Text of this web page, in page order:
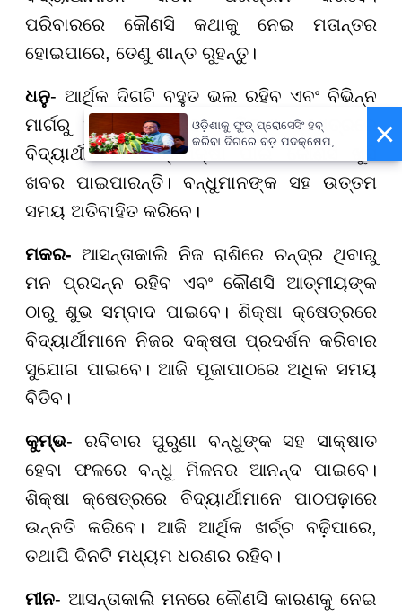
ପରିବାରରେ କୌଣସି କଥାକୁ ନେଇ ମତାନ୍ତର
ହୋଇପାରେ, ତେଣୁ ଶାନ୍ତ ରୁହନ୍ତୁ।
ଧନୁ- ଆର୍ଥିକ ଦିଗଟି ବହୁତ ଭଲ ରହିବ ଏବଂ ବିଭିନ୍ନ
ମାର୍ଗରୁ ଆୟ ବୃଦ୍ଧି ହେବ। ଶିକ୍ଷା କ୍ଷେତ୍ରରେ
ବିଦ୍ୟାର୍ଥୀମାନେ ଉଚ୍ଚଶିକ୍ଷା ପାଇଁ କୌଣସି ଖୁସି
ଖବର ପାଇପାରନ୍ତି। ବନ୍ଧୁମାନଙ୍କ ସହ ଉତ୍ତମ
ସମୟ ଅତିବାହିତ କରିବେ।
ମକର- ଆସନ୍ତାକାଲି ନିଜ ରାଶିରେ ଚନ୍ଦ୍ର ଥିବାରୁ
ମନ ପ୍ରସନ୍ନ ରହିବ ଏବଂ କୌଣସି ଆତ୍ମୀୟଙ୍କ
ଠାରୁ ଶୁଭ ସମ୍ବାଦ ପାଇବେ। ଶିକ୍ଷା କ୍ଷେତ୍ରରେ
ବିଦ୍ୟାର୍ଥୀମାନେ ନିଜର ଦକ୍ଷତା ପ୍ରଦର୍ଶନ କରିବାର
ସୁଯୋଗ ପାଇବେ। ଆଜି ପୂଜାପାଠରେ ଅଧିକ ସମୟ
ବିତିବ।
କୁମ୍ଭ- ରବିବାର ପୁରୁଣା ବନ୍ଧୁଙ୍କ ସହ ସାକ୍ଷାତ
ହେବା ଫଳରେ ବନ୍ଧୁ ମିଳନର ଆନନ୍ଦ ପାଇବେ।
ଶିକ୍ଷା କ୍ଷେତ୍ରରେ ବିଦ୍ୟାର୍ଥୀମାନେ ପାଠପଢ଼ାରେ
ଉନ୍ନତି କରିବେ। ଆଜି ଆର୍ଥିକ ଖର୍ଚ୍ଚ ବଢ଼ିପାରେ,
ତଥାପି ଦିନଟି ମଧ୍ୟମ ଧରଣର ରହିବ।
ମୀନ- ଆସନ୍ତାକାଲି ମନରେ କୌଣସି କାରଣକୁ ନେଇ
×
ଓଡ଼ିଶାକୁ ଫୁଡ୍ ପ୍ରୋସେସିଂ ହବ୍
କରିବା ଦିଗରେ ବଡ଼ ପଦକ୍ଷେପ, ୪୨